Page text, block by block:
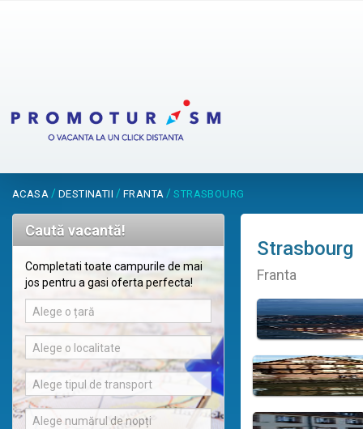
ACASA / DESTINATII / FRANTA /STRASBOURG
Caută vacantă!
Completati toate campurile de mai
jos pentru a gasi oferta perfecta!
Alege o țară
Alege o localitate
Alege tipul de transport
Alege numărul de nopți
Strasbourg
Franta